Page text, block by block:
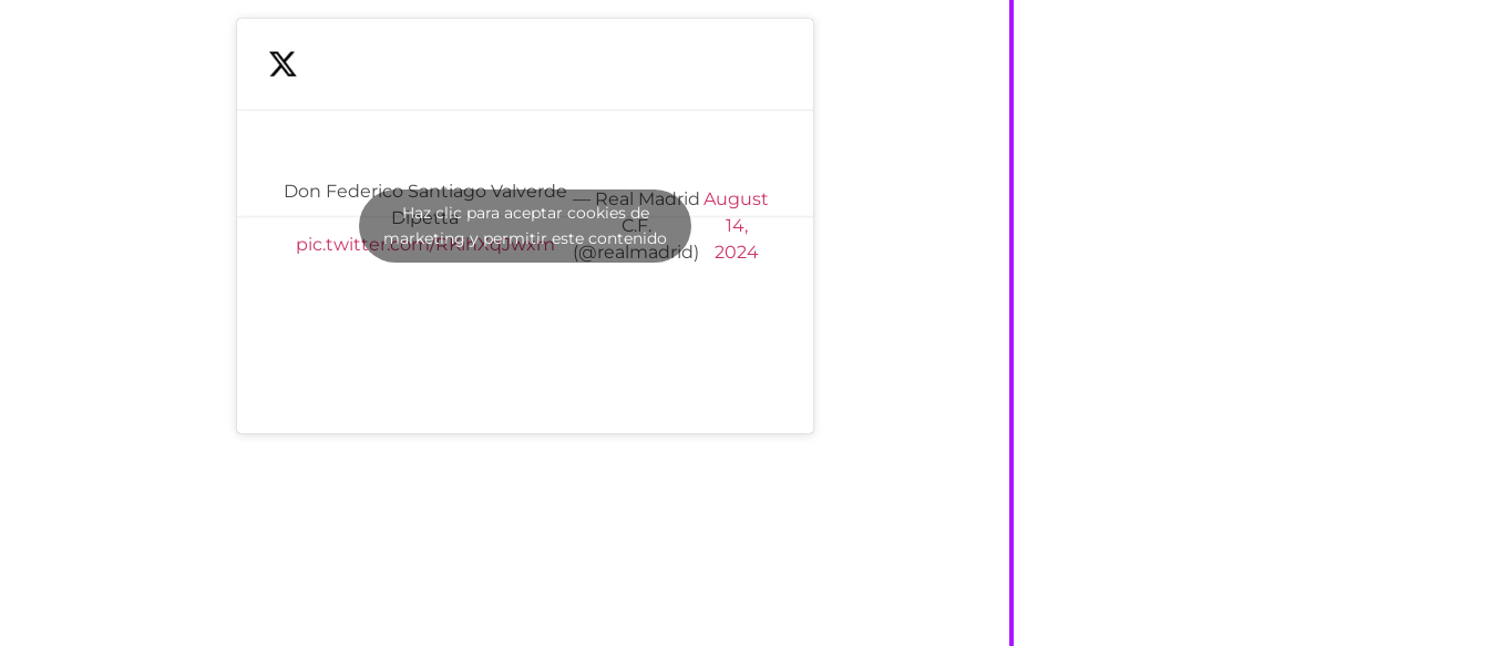
Don Federico Santiago Valverde
Dipetta
pic.twitter.com/RKihXqJwxm
— Real Madrid
C.F.
(@realmadrid)
August
14,
2024
Haz clic para aceptar cookies de
marketing y permitir este contenido